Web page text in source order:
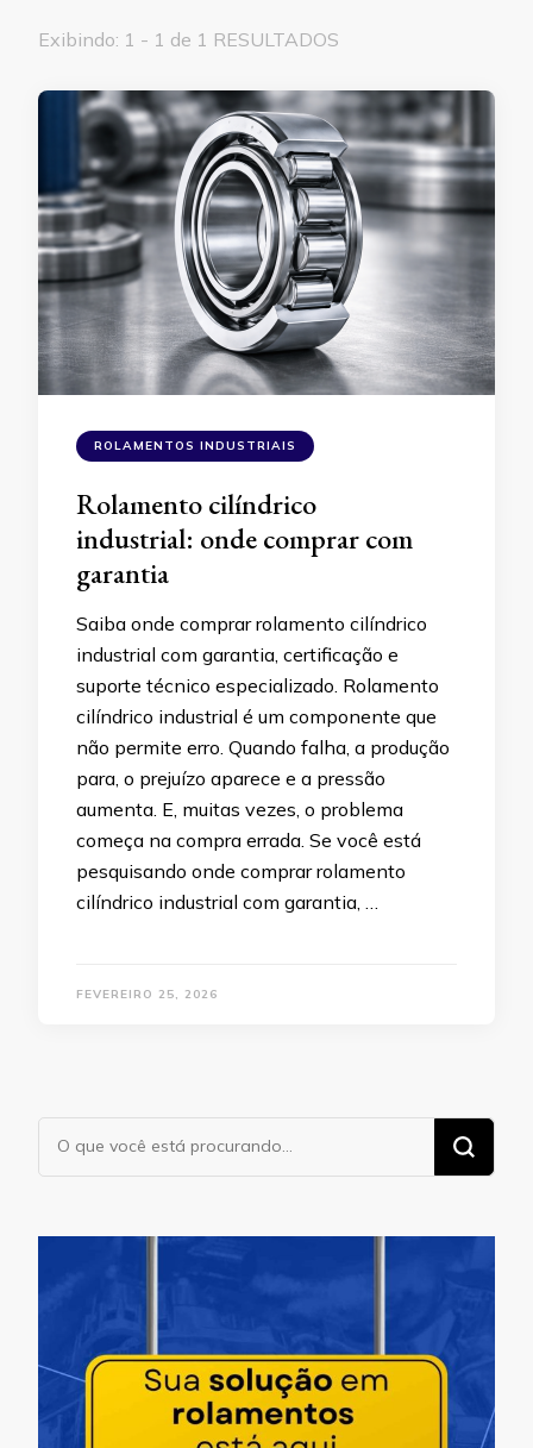
Exibindo: 1 - 1 de 1 RESULTADOS
ROLAMENTOS INDUSTRIAIS
Rolamento cilíndrico
industrial: onde comprar com
garantia
Saiba onde comprar rolamento cilíndrico
industrial com garantia, certificação e
suporte técnico especializado. Rolamento
cilíndrico industrial é um componente que
não permite erro. Quando falha, a produção
para, o prejuízo aparece e a pressão
aumenta. E, muitas vezes, o problema
começa na compra errada. Se você está
pesquisando onde comprar rolamento
cilíndrico industrial com garantia, …
FEVEREIRO 25, 2026